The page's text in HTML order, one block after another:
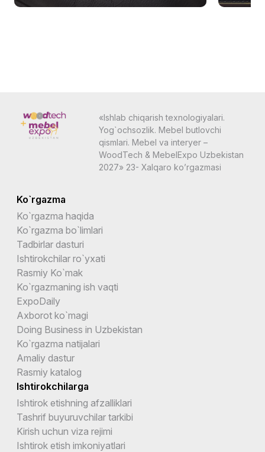
«Ishlab chiqarish texnologiyalari.
Yog`ochsozlik. Mebel butlovchi
qismlari. Mebel va interyer –
WoodTech & MebelExpo Uzbekistan
2027» 23- Xalqaro ko’rgazmasi
Ko`rgazma
Ko`rgazma haqida
Ko`rgazma bo`limlari
Tadbirlar dasturi
Ishtirokchilar ro`yxati
Rasmiy Ko`mak
Ko`rgazmaning ish vaqti
ExpoDaily
Axborot ko`magi
Doing Business in Uzbekistan
Ko`rgazma natijalari
Amaliy dastur
Rasmiy katalog
Ishtirokchilarga
Ishtirok etishning afzalliklari
Tashrif buyuruvchilar tarkibi
Kirish uchun viza rejimi
Ishtirok etish imkoniyatlari